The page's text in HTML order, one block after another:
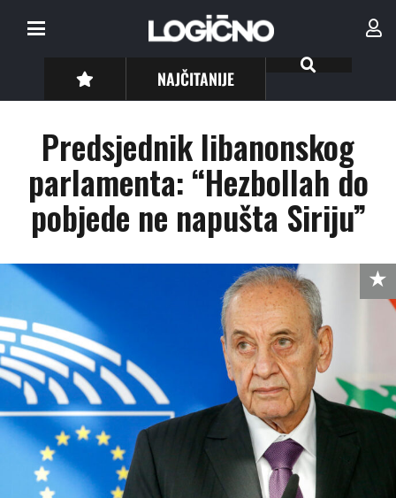
NAJČITANIJE
Predsjednik libanonskog
parlamenta: “Hezbollah do
pobjede ne napušta Siriju”